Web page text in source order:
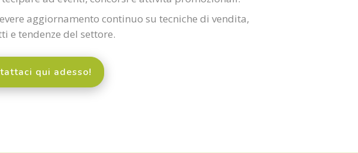
aggiornamento continuo su tecniche di vendita,
e tendenze del settore.
qui adesso!